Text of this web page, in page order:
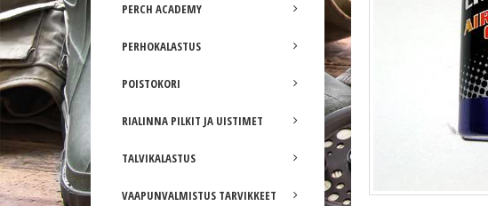
PERCH ACADEMY
PERHOKALASTUS
POISTOKORI
RIALINNA PILKIT JA UISTIMET
TALVIKALASTUS
VAAPUNVALMISTUS TARVIKKEET